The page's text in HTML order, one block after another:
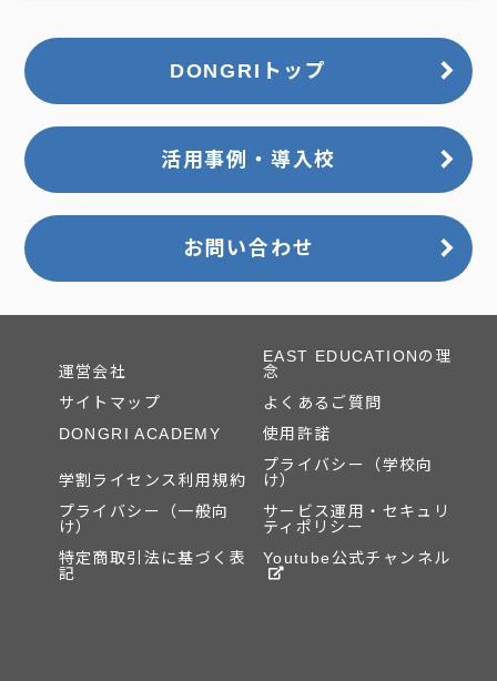
DONGRIトップ
活用事例・導入校
お問い合わせ
運営会社
EAST EDUCATIONの理
念
サイトマップ
よくあるご質問
DONGRI ACADEMY
使用許諾
学割ライセンス利用規約
プライバシー（学校向
け）
プライバシー（一般向
け）
サービス運用・セキュリ
ティポリシー
特定商取引法に基づく表
記
Youtube公式チャンネル